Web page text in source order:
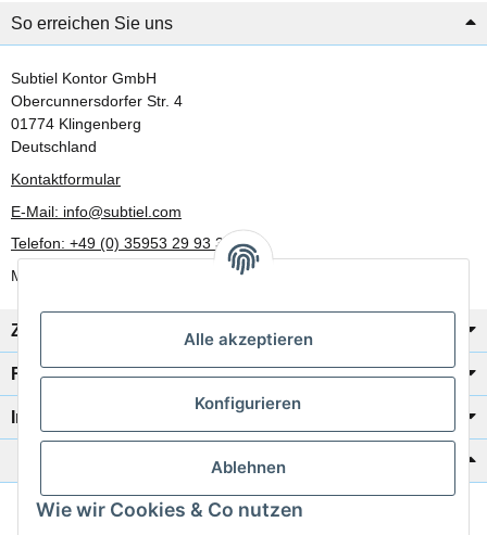
Alle akzeptieren
Konfigurieren
Ablehnen
Wie wir Cookies & Co nutzen
So erreichen Sie uns
Subtiel Kontor GmbH
Obercunnersdorfer Str. 4
01774 Klingenberg
Deutschland
Kontaktformular
E-Mail: info@subtiel.com
Telefon: +49 (0) 35953 29 93 30
Mo-Fr: 8:00 Uhr - 17:00 Uhr
Zahlung/Versand
Rechtliches
Informationen
Katalog zur Hand?
Zur Schnellbestellung